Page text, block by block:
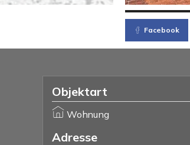
Facebook
Objektart
Wohnung
Adresse